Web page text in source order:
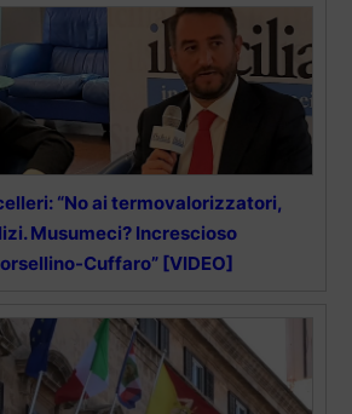
“No ai termovalorizzatori,
Musumeci? Increscioso
Cuffaro” [VIDEO]